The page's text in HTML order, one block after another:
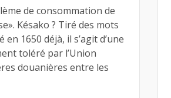
de consommation de
Késako ? Tiré des mots
1650 déjà, il s’agit d’une
toléré par l’Union
douanières entre les